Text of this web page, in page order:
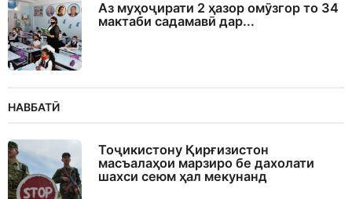
Аз муҳоҷирати 2 ҳазор омӯзгор то 34
мактаби садамавӣ дар...
НАВБАТӢ
Тоҷикистону Қирғизистон
масъалаҳои марзиро бе дахолати
шахси сеюм ҳал мекунанд